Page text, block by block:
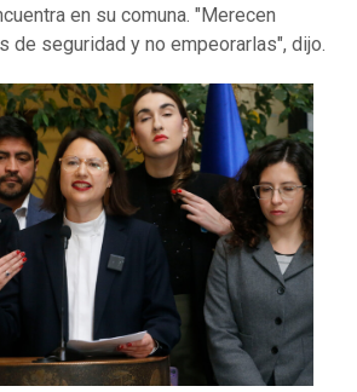
en su comuna. "Merecen
de seguridad y no empeorarlas", dijo.